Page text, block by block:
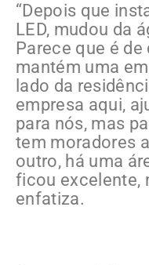
“Depois que
LED, mudou da
Parece que é
mantém uma
lado da
empresa aqui,
para nós, mas
tem moradores
outro, há uma
ficou excelente,
enfatiza.